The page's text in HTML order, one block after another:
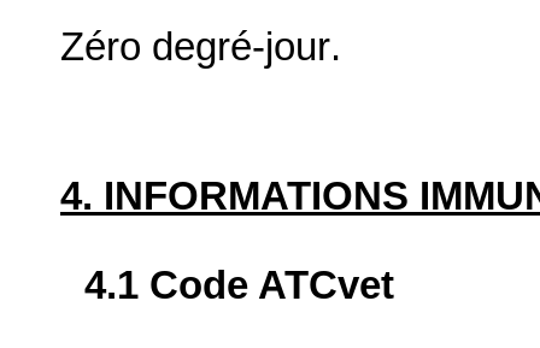
Zéro degré-jour.
4. INFORMATIONS
4.1 Code ATCvet